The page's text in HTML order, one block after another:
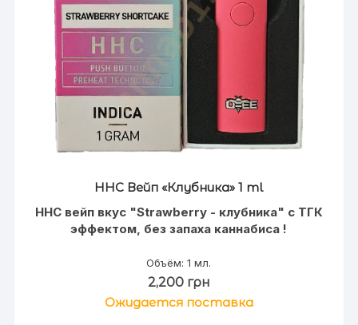
HHC Вейп «Клубника» 1 ml
HHC вейп вкус "Strawberry - клубника" с ТГК
эффектом, без запаха каннабиса !
Объём: 1 мл.
2,200 грн
Ожидается поставка